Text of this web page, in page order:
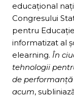
educaţional
Congresului
pentru
informatizat al
elearning. În
tehnologii
de
acum,